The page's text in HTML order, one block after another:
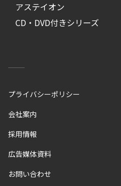
アステイオン
CD・DVD付きシリーズ
プライバシーポリシー
会社案内
採用情報
広告媒体資料
お問い合わせ